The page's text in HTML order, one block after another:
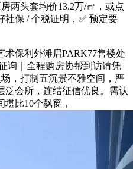
两头套均价13.2万/㎡，或点
社保 / 个税证明，✅ 预定要
保利外滩启PARK77售楼处
询｜全程购房协帮到访请凭
，打制五沉景不雅空间，严
泛会所，连结征信优良。需认
比10个飘窗，